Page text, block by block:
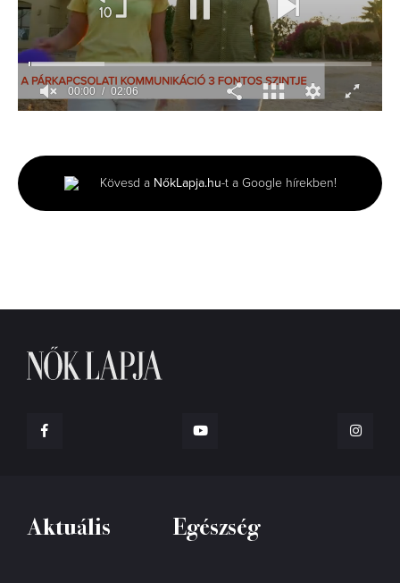
minutes,
6
seconds
00:02 02:06
Kövesd a NőkLapja.hu-t a Google hírekben!
Aktuális Egészség